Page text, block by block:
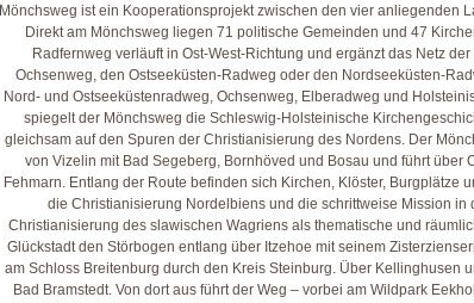
Mönchsweg ist ein Kooperationsprojekt zwischen den vier anliegenden
Direkt am Mönchsweg liegen 71 politische Gemeinden und 47
Radfernweg verläuft in Ost-West-Richtung und ergänzt das Netz
Ochsenweg, den Ostseeküsten-Radweg oder den Nordseeküsten-
Nord- und Ostseeküstenradweg, Ochsenweg, Elberadweg und
spiegelt der Mönchsweg die Schleswig-Holsteinische
gleichsam auf den Spuren der Christianisierung des Nordens. Der
von Vizelin mit Bad Segeberg, Bornhöved und Bosau und führt über
Fehmarn. Entlang der Route befinden sich Kirchen, Klöster, Burgplätze
die Christianisierung Nordelbiens und die schrittweise Mission
Christianisierung des slawischen Wagriens als thematische und
Glückstadt den Störbogen entlang über Itzehoe mit seinem
am Schloss Breitenburg durch den Kreis Steinburg. Über Kellinghusen
Bad Bramstedt. Von dort aus führt der Weg – vorbei am Wildpark